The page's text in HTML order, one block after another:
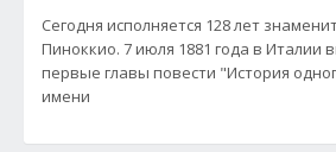
Сегодня исполняется 128 лет
Пиноккио. 7 июля 1881 года в Италии
первые главы повести "История
имени